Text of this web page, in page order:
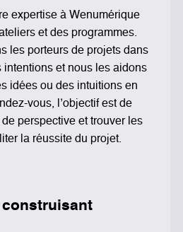
expertise à Wenumérique
et des programmes.
les porteurs de projets dans
intentions et nous les aidons
idées ou des intuitions en
vous, l’objectif est de
perspective et trouver les
la réussite du projet.